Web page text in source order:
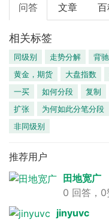
问答 文章
相关标签
同级别 走势分解 背
黄金，期货
大盘指数
一买
如何分段 复制
扩张
为何如此分笔分段
非同级别
推荐用户
田地宽广
0 回答，0
jinyuvc